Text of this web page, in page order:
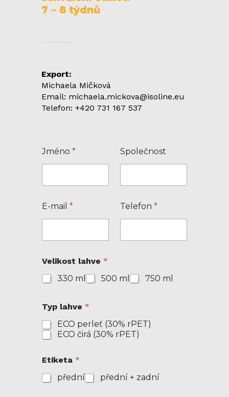
7 – 8 týdnů
Export:
Michaela Mičková
Email: michaela.mickova@isoline.eu
Telefon: +420 731 167 537
Jméno * Společnost
E-mail * Telefon *
Velikost lahve *
330 ml
500 ml 750 ml
Typ lahve *
ECO perleť (30% rPET)
ECO čirá (30% rPET)
Etiketa *
přední
přední + zadní